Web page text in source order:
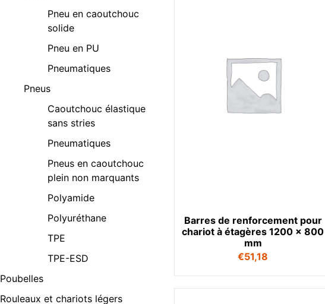
Pneu en caoutchouc
solide
Pneu en PU
Pneumatiques
Pneus
Caoutchouc élastique
sans stries
Pneumatiques
Pneus en caoutchouc
plein non marquants
Polyamide
Polyuréthane
TPE
TPE-ESD
Poubelles
Rouleaux et chariots légers
Barres de renforcement pour
chariot à étagères 1200 x 800
mm
€51,18